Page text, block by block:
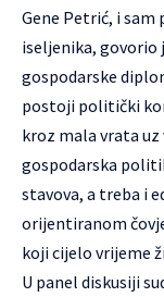
Gene Petrić, i
iseljenika, govorio
gospodarske
postoji politički
kroz mala vrata
gospodarska
stavova, a treba i
orijentiranom
koji cijelo vrijeme
U panel diskusiji